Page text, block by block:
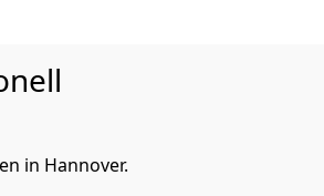
in Hannover.